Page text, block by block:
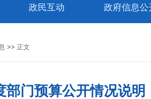
政民互动 政府信息公
>>正文
部门预算公开情况说明